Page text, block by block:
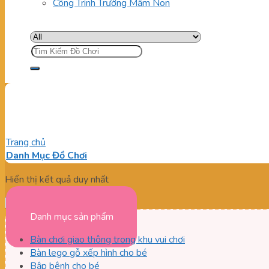
Công Trình Trường Mầm Non
Tìm
kiếm:
Trang chủ
Danh Mục Đồ Chơi
Hiển thị kết quả duy nhất
Danh mục sản phẩm
Bàn chơi giao thông trong khu vui chơi
Bàn lego gỗ xếp hình cho bé
Bập bênh cho bé